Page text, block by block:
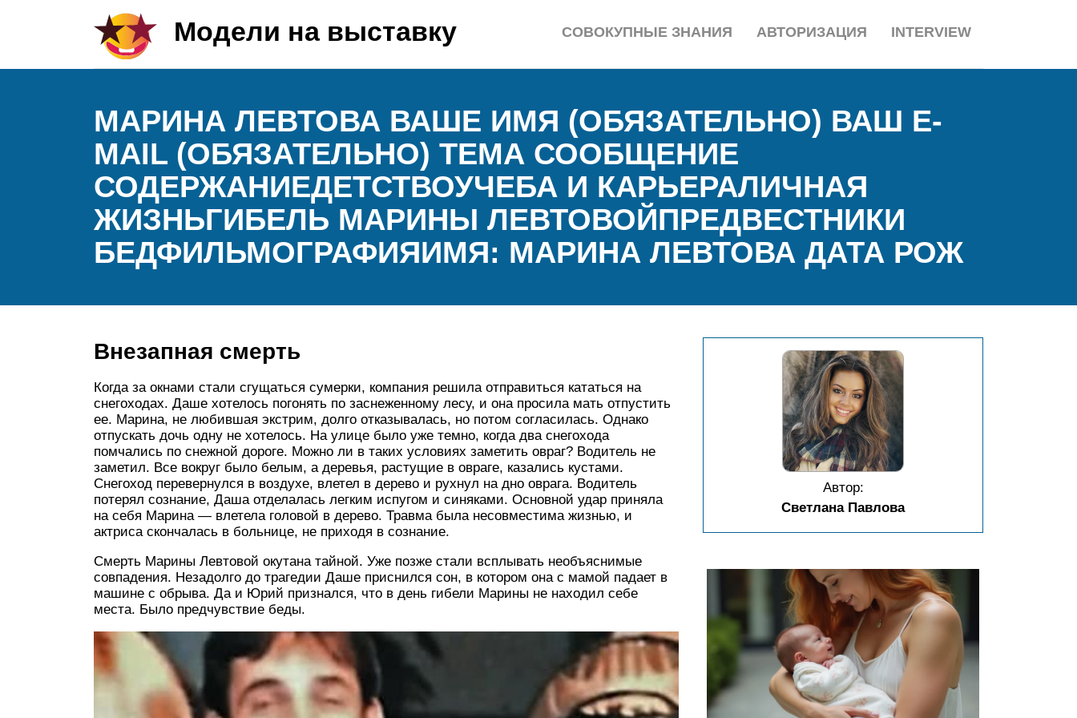
Модели на выставку INTERVIEW
АВТОРИЗАЦИЯ
СОВОКУПНЫЕ ЗНАНИЯ
МАРИНА ЛЕВТОВА ВАШЕ ИМЯ (ОБЯЗАТЕЛЬНО) ВАШ E-
MAIL (ОБЯЗАТЕЛЬНО) ТЕМА СООБЩЕНИЕ
СОДЕРЖАНИЕДЕТСТВОУЧЕБА И КАРЬЕРАЛИЧНАЯ
ЖИЗНЬГИБЕЛЬ МАРИНЫ ЛЕВТОВОЙПРЕДВЕСТНИКИ
БЕДФИЛЬМОГРАФИЯИМЯ: МАРИНА ЛЕВТОВА ДАТА РОЖ
Внезапная смерть
Когда за окнами стали сгущаться сумерки, компания решила отправиться кататься на
снегоходах. Даше хотелось погонять по заснеженному лесу, и она просила мать отпустить
ее. Марина, не любившая экстрим, долго отказывалась, но потом согласилась. Однако
отпускать дочь одну не хотелось. На улице было уже темно, когда два снегохода
помчались по снежной дороге. Можно ли в таких условиях заметить овраг? Водитель не
заметил. Все вокруг было белым, а деревья, растущие в овраге, казались кустами.
Снегоход перевернулся в воздухе, влетел в дерево и рухнул на дно оврага. Водитель
потерял сознание, Даша отделалась легким испугом и синяками. Основной удар приняла
на себя Марина — влетела головой в дерево. Травма была несовместима жизнью, и
актриса скончалась в больнице, не приходя в сознание.
Смерть Марины Левтовой окутана тайной. Уже позже стали всплывать необъяснимые
совпадения. Незадолго до трагедии Даше приснился сон, в котором она с мамой падает в
машине с обрыва. Да и Юрий признался, что в день гибели Марины не находил себе
места. Было предчувствие беды.
Автор:
Светлана Павлова